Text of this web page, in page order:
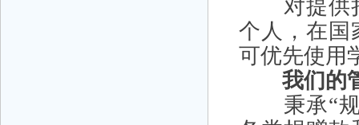
对提供捐
个人，在国
可优先使用
我们的
秉承“规